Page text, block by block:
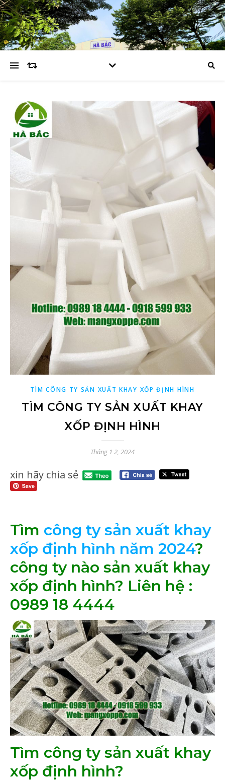
TÌM CÔNG TY SẢN XUẤT KHAY XỐP ĐỊNH HÌNH
TÌM CÔNG TY SẢN XUẤT KHAY
XỐP ĐỊNH HÌNH
Tháng 1 2, 2024
xin hãy chia sẻ
Tìm công ty sản xuất khay
xốp định hình năm 2024?
công ty nào sản xuất khay
xốp định hình? Liên hệ :
0989 18 4444
Tìm công ty sản xuất khay
xốp định hình?